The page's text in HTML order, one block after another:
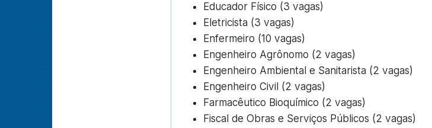
Educador Físico (3 vagas)
Eletricista (3 vagas)
Enfermeiro (10 vagas)
Engenheiro Agrônomo (2 vagas)
Engenheiro Ambiental e Sanitarista (2 vagas)
Engenheiro Civil (2 vagas)
Farmacêutico Bioquímico (2 vagas)
Fiscal de Obras e Serviços Públicos (2 vagas)